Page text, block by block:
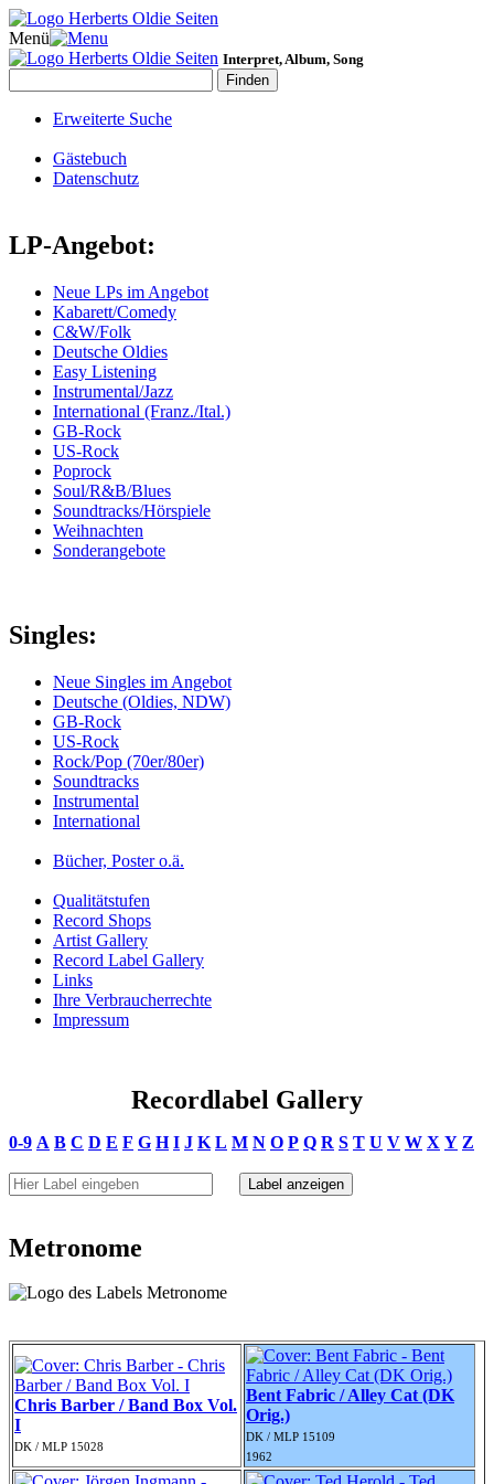
Menü
Interpret, Album, Song
Erweiterte Suche
Gästebuch
Datenschutz
LP-Angebot:
Neue LPs im Angebot
Kabarett/Comedy
C&W/Folk
Deutsche Oldies
Easy Listening
Instrumental/Jazz
International (Franz./Ital.)
GB-Rock
US-Rock
Poprock
Soul/R&B/Blues
Soundtracks/Hörspiele
Weihnachten
Sonderangebote
Singles:
Neue Singles im Angebot
Deutsche (Oldies, NDW)
GB-Rock
US-Rock
Rock/Pop (70er/80er)
Soundtracks
Instrumental
International
Bücher, Poster o.ä.
Qualitätstufen
Record Shops
Artist Gallery
Record Label Gallery
Links
Ihre Verbraucherrechte
Impressum
Recordlabel Gallery
0-9 A B C D E F G H I J K L M N O P Q R S T U V W X Y Z
Metronome
Chris Barber / Band Box Vol.
I
DK / MLP 15028
Bent Fabric / Alley Cat (DK
Orig.)
DK / MLP 15109
1962